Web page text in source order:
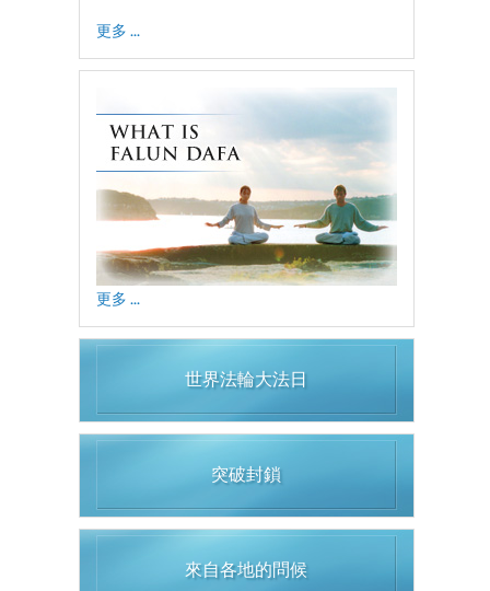
更多 ...
更多 ...
世界法輪大法日
突破封鎖
來自各地的問候